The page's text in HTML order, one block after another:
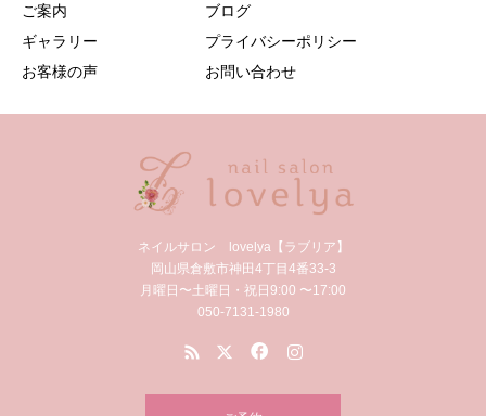
ご案内
ギャラリー
お客様の声
ブログ
プライバシーポリシー
お問い合わせ
ネイルサロン lovelya【ラブリア】
岡山県倉敷市神田4丁目4番33-3
月曜日〜土曜日・祝日9:00 〜17:00
050-7131-1980